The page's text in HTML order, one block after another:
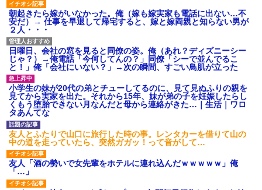
【GIF】JSのカンチョーワロ
タ
後続車にクラクションを鳴ら
され彼氏が逆切れ。「何クラク
ション鳴らしてんだ！降りてこ
いよ！」と怒鳴りだし...
【衝撃】報酬100万円超の治験
募集がこちらｗｗｗｗｗ(※画像
あり)
【ネット騒然】惨殺されたタ
ワマン頂き女子のこの動画、す
げえええええｗｗｗｗｗｗｗｗ
ｗｗｗ
【愕然】白のクラウン俺氏、
高速道路左車線を制限速度で走
った結果wwwwwwwwwwww
百年の恋12-899 食べた量を
張り合ってくる
【悲報】佐藤輝明・・・２軍
でも盛大にやらかす←あまり悲
朝起きたら嫁がいなかった。俺（嫁も嫁実家も電話に出ない…不
安だ）→ 仕事を早退して帰宅すると、嫁と嫁両親と知らない男が
２人・・・
日曜日、会社の窓を見ると同僚の姿。俺（あれ？ディズニーシー
じゃ？）→俺電話「今何してんの？」同僚「シーで並んでるこ
と！」俺「会社にいない？」→次の瞬間、すごい鳥肌が立った
小学生の妹が20代の弟とチューしてるのに、見て見ぬふりの親を
見てから実家を出た。それから15年、妹が弟の子を妊娠したらし
くもう堕胎できない月なんだと母から連絡がきた…｜生活｜ワロ
タあんてな
友人とふたりで山口に旅行した時の事。レンタカーを借りて山の
中の道を走っていたら、突然ガガッ！って音がして…
友人「酒の勢いで女先輩をホテルに連れ込んだｗｗｗｗｗ」俺
「…」